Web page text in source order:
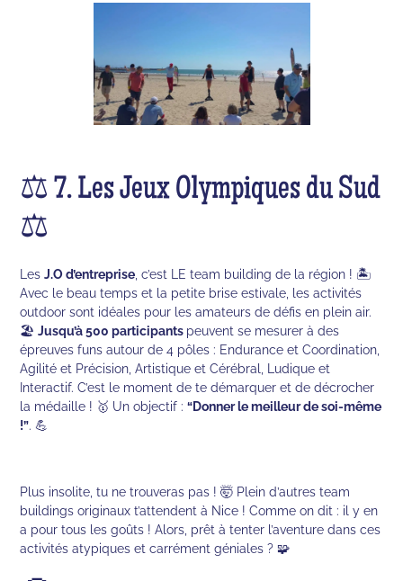
⚖️ 7. Les Jeux Olympiques du Sud
⚖️
LesJ.O d’entreprise , c’est LE team building de la région ! 🏝
Avec le beau temps et la petite brise estivale, les activités
outdoor sont idéales pour les amateurs de défis en plein air.
🏖Jusqu’à 500 participants peuvent se mesurer à des
épreuves funs autour de 4 pôles : Endurance et Coordination,
Agilité et Précision, Artistique et Cérébral, Ludique et
Interactif. C’est le moment de te démarquer et de décrocher
la médaille ! 🥇 Un objectif :“Donner le meilleur de soi-même
!”. 💪
Plus insolite, tu ne trouveras pas ! 🤯 Plein d’autres team
buildings originaux t’attendent à Nice ! Comme on dit : il y en
a pour tous les goûts ! Alors, prêt à tenter l’aventure dans ces
activités atypiques et carrément géniales ? 🧩